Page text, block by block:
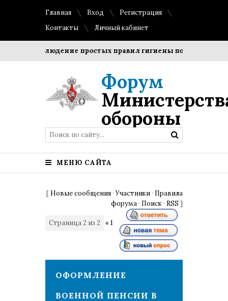
Главная Вход
Регистрация
Контакты
Личный кабинет
Соблюдение простых правил гигиены помогает
Форум
обороны
МЕНЮ САЙТА
[ Новые сообщения ·Участники · Правила
форума · Поиск · RSS ]
Страница2 из 2 « 1
ОФОРМЛЕНИЕ
ВОЕННОЙ ПЕНСИИ В